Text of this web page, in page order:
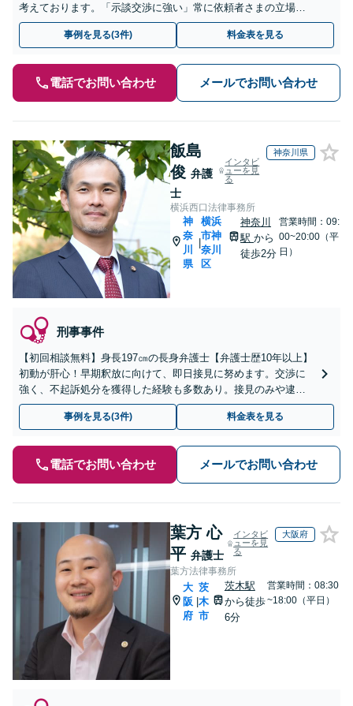
考えております。「示談交渉に強い」常に依頼者さまの立場に
立ち、早期身柄開放を目指します【休日・夜間相談可】【東池
袋駅5分】事例を見る(3件) 料金表を見る
電話でお問い合わせ メールでお問い合わせ
飯島
俊 弁護
士
インタビ
ューを見
る
神奈川県
横浜西口法律事務所
神
奈
川
県
横浜
市神
奈川
区
神奈川
駅から
徒歩2分
営業時間：09:
00~20:00（平
日）
刑事事件
【初回相談無料】身長197㎝の長身弁護士【弁護士歴10年以上】
初動が肝心！早期釈放に向けて、即日接見に努めます。交渉に
強く、不起訴処分を獲得した経験も多数あり。接見のみや逮捕
前のご依頼も可能です【夜間・休日面談】【電話相談】【横浜
事例を見る(3件) 料金表を見る
電話でお問い合わせ メールでお問い合わせ
葉方 心
平 弁護士
インタビ
ューを見
る
大阪府
葉方法律事務所
大
阪
府
茨
木
市
茨木駅
から徒歩
6分
営業時間：08:30
~18:00（平日）